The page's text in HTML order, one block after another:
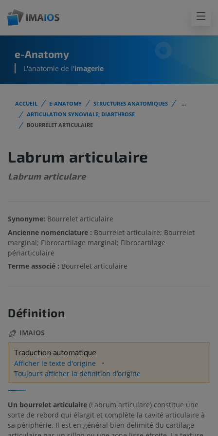
e-Anatomy
L'anatomie de l'imagerie
ACCUEIL E-ANATOMY STRUCTURES ANATOMIQUES
...
ARTICULATION SYNOVIALE; DIARTHROSE
BOURRELET ARTICULAIRE
Labrum articulaire
Labrum articulare
Synonyme: Bourrelet articulaire
Ancienne nomenclature : Bourrelet articulaire; Bourrelet
marginal; Fibrocartilage marginal; Fibrocartilage
périarticulaire
Terme associé : Bourrelet articulaire
Définition
IMAIOS
Traduction automatique
Afficher le texte d'origine
Toujours afficher la définition d’origine
Un bourrelet articulaire (Labrum articulare) constitue une
sorte de rebord qui élargit et complète la cavité articulaire à
sa périphérie. Il est en général bien délimité du cartilage